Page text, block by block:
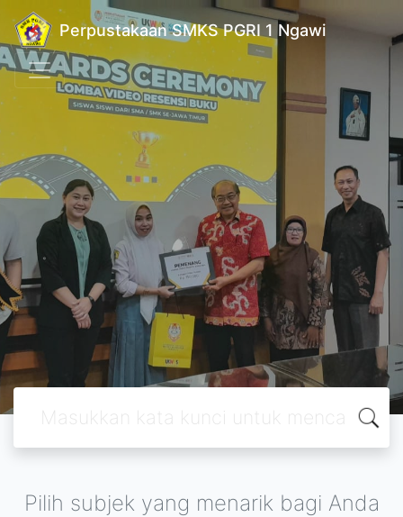
Perpustakaan SMKS PGRI 1 Ngawi
Pilih subjek yang menarik bagi Anda